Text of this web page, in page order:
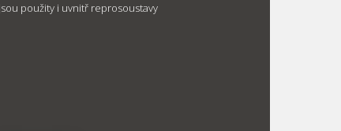
použity i uvnitř reprosoustavy